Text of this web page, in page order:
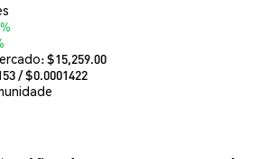
$15,259.00
/ $0.0001422